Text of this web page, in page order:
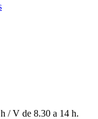
/ V de 8.30 a 14 h.